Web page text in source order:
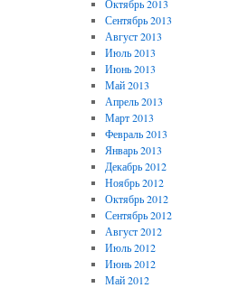
Октябрь 2013
Сентябрь 2013
Август 2013
Июль 2013
Июнь 2013
Май 2013
Апрель 2013
Март 2013
Февраль 2013
Январь 2013
Декабрь 2012
Ноябрь 2012
Октябрь 2012
Сентябрь 2012
Август 2012
Июль 2012
Июнь 2012
Май 2012